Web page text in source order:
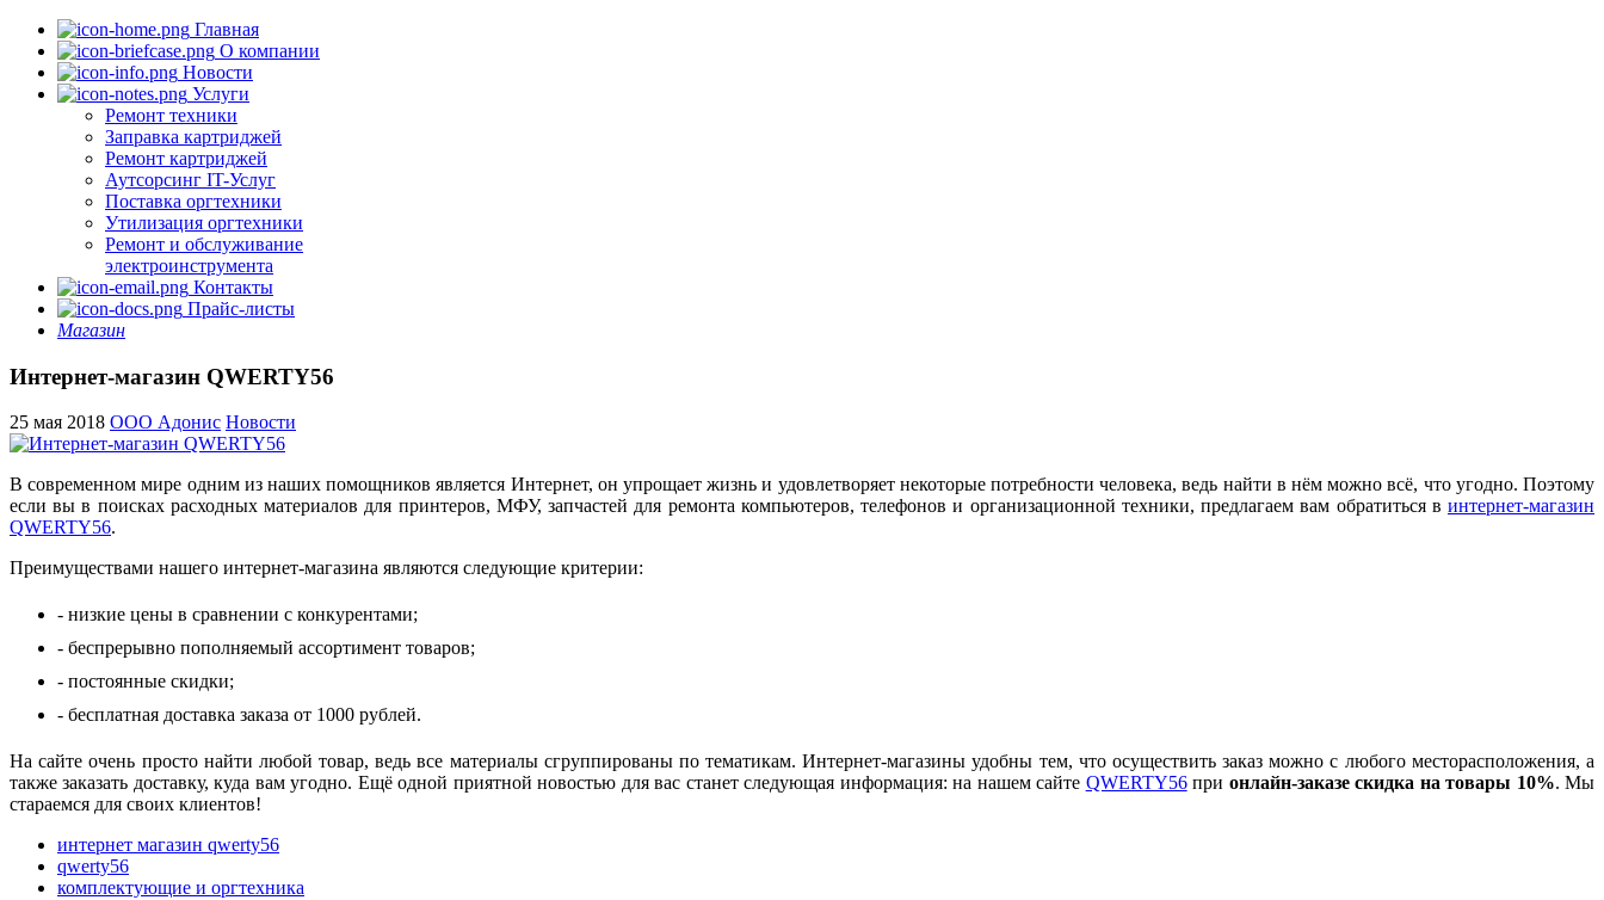
Главная
О компании
Новости
Услуги
Ремонт техники
Заправка картриджей
Ремонт картриджей
Аутсорсинг IT-Услуг
Поставка оргтехники
Утилизация оргтехники
Ремонт и обслуживание
электроинструмента
Контакты
Прайс-листы
Магазин
Интернет-магазин QWERTY56
25 мая 2018 ООО Адонис Новости
В современном мире одним из наших помощников является Интернет, он упрощает жизнь и удовлетворяет некоторые потребности человека, ведь найти в нём можно всё, что угодно. Поэтому
если вы в поисках расходных материалов для принтеров, МФУ, запчастей для ремонта компьютеров, телефонов и организационной техники, предлагаем вам обратиться в интернет-магазин
QWERTY56.
Преимуществами нашего интернет-магазина являются следующие критерии:
- низкие цены в сравнении с конкурентами;
- беспрерывно пополняемый ассортимент товаров;
- постоянные скидки;
- бесплатная доставка заказа от 1000 рублей.
На сайте очень просто найти любой товар, ведь все материалы сгруппированы по тематикам. Интернет-магазины удобны тем, что осуществить заказ можно с любого месторасположения, а
также заказать доставку, куда вам угодно. Ещё одной приятной новостью для вас станет следующая информация: на нашем сайте QWERTY56при онлайн-заказе скидка на товары 10%. Мы
стараемся для своих клиентов!
интернет магазин qwerty56
qwerty56
комплектующие и оргтехника